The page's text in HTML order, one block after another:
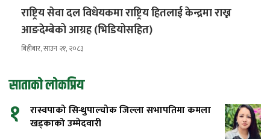
राष्ट्रिय सेवा दल विधेयकमा राष्ट्रिय हितलाई केन्द्रमा राख्न
आङदेम्बेको आग्रह (भिडियोसहित)
बिहीबार, साउन २१, २०८३
साताको लोकप्रिय
१
रास्वपाको सिन्धुपाल्चोक जिल्ला सभापतिमा कमला
खड्काको उम्मेदवारी